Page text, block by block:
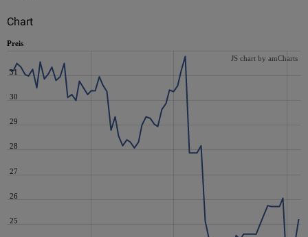
Chart
Preis
25
26
27
28
29
30
31
JS chart by amCharts